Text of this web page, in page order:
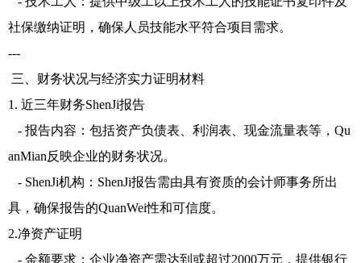
社保缴纳证明，确保人员技能水平符合项目需求。
---
三、财务状况与经济实力证明材料
1. 近三年财务ShenJi报告
- 报告内容：包括资产负债表、利润表、现金流量表等，Qu
anMian反映企业的财务状况。
- ShenJi机构：ShenJi报告需由具有资质的会计师事务所出
具，确保报告的QuanWei性和可信度。
2.净资产证明
- 金额要求：企业净资产需达到或超过2000万元，提供银行